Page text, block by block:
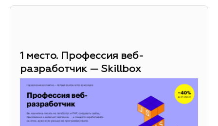
1 место. Профессия веб-
разработчик — Skillbox